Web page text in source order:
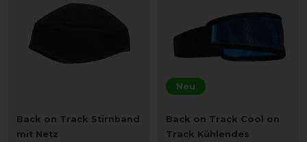
Back on Track Stirnband
mit Netz
Neu
Back on Track Cool on
Track Kühlendes